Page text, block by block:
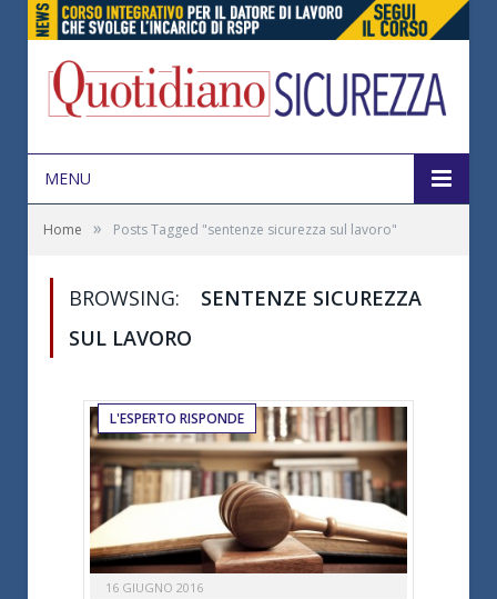
MENU
Home » Posts Tagged "sentenze sicurezza sul lavoro"
BROWSING:
SENTENZE SICUREZZA
SUL LAVORO
L'ESPERTO RISPONDE
16 GIUGNO 2016